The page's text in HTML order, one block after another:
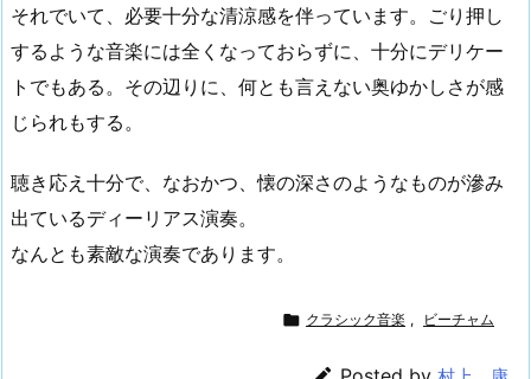
それでいて、必要十分な清涼感を伴っています。ごり押し
するような音楽には全くなっておらずに、十分にデリケー
トでもある。その辺りに、何とも言えない奥ゆかしさが感
じられもする。
聴き応え十分で、なおかつ、懐の深さのようなものが滲み
出ているディーリアス演奏。
なんとも素敵な演奏であります。
 クラシック音楽 , ビーチャム